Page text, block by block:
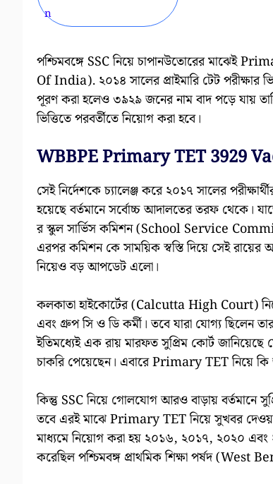
পশ্চিমবঙ্গে SSC নিয়ে চাপানউতোরের মাঝেই
Of India). ২০১৪ সালের প্রাইমারি টেট পরীক্ষার
পূরণ করা হলেও ৩৯২৯ জনের নাম বাদ পড়ে যায়
ভিত্তিতে পরবর্তীতে নিয়োগ করা হবে।
WBBPE Primary TET 3929
সেই নির্দেশকে চ্যালেঞ্জ করে ২০১৭ সালের
হয়েছে বর্তমানে সর্বোচ্চ আদালতের তরফ থেকে।
র স্কুল সার্ভিস কমিশন (School Service
এরপর কমিশন কে সাময়িক স্বস্তি দিয়ে সেই রায়ের
নিয়েও বড় আপডেট এলো।
কলকাতা হাইকোর্টের (Calcutta High Court)
এবং গ্রুপ সি ও ডি কর্মী। তবে যারা যোগ্য ছিলেন
ইতিমধ্যেই এক রায় মারফত সুপ্রিম কোর্ট
চাকরি পেয়েছেন। এবারে Primary TET নিয়ে কি
কিন্তু SSC নিয়ে গোলযোগ আরও বাড়ায় বর্তমানে
তবে এরই মাঝে Primary TET নিয়ে সুখবর দেওয়ায়
মাধ্যমে নিয়োগ করা হয় ২০১৬, ২০১৭, ২০২০ এবং
করেছিল পশ্চিমবঙ্গ প্রাথমিক শিক্ষা পর্ষদ